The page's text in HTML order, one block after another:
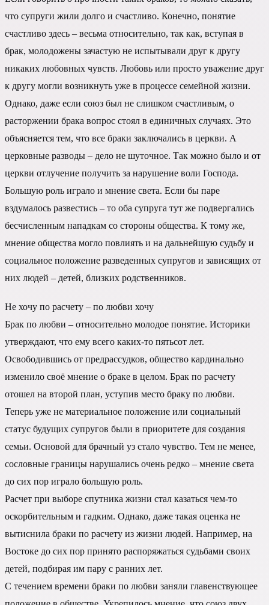
что супруги жили долго и счастливо. Конечно, понятие
счастливо здесь – весьма относительно, так как, вступая в
брак, молодожены зачастую не испытывали друг к другу
никаких любовных чувств. Любовь или просто уважение друг
к другу могли возникнуть уже в процессе семейной жизни.
Однако, даже если союз был не слишком счастливым, о
расторжении брака вопрос стоял в единичных случаях. Это
объясняется тем, что все браки заключались в церкви. А
церковные разводы – дело не шуточное. Так можно было и от
церкви отлучение получить за нарушение воли Господа.
Большую роль играло и мнение света. Если бы паре
вздумалось развестись – то оба супруга тут же подвергались
бесчисленным нападкам со стороны общества. К тому же,
мнение общества могло повлиять и на дальнейшую судьбу и
социальное положение разведенных супругов и зависящих от
них людей – детей, близких родственников.
Не хочу по расчету – по любви хочу
Брак по любви – относительно молодое понятие. Историки
утверждают, что ему всего каких-то пятьсот лет.
Освободившись от предрассудков, общество кардинально
изменило своё мнение о браке в целом. Брак по расчету
отошел на второй план, уступив место браку по любви.
Теперь уже не материальное положение или социальный
статус будущих супругов были в приоритете для создания
семьи. Основой для брачный уз стало чувство. Тем не менее,
сословные границы нарушались очень редко – мнение света
до сих пор играло большую роль.
Расчет при выборе спутника жизни стал казаться чем-то
оскорбительным и гадким. Однако, даже такая оценка не
вытиснила браки по расчету из жизни людей. Например, на
Востоке до сих пор принято распоряжаться судьбами своих
детей, подбирая им пару с ранних лет.
С течением времени браки по любви заняли главенствующее